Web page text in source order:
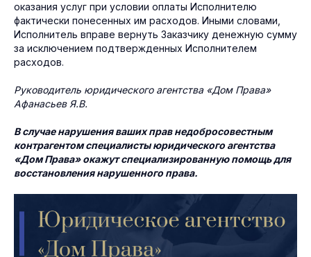
оказания услуг при условии оплаты Исполнителю
фактически понесенных им расходов. Иными словами,
Исполнитель вправе вернуть Заказчику денежную сумму
за исключением подтвержденных Исполнителем
расходов.
Руководитель юридического агентства «Дом Права»
Афанасьев Я.В.
В случае нарушения ваших прав недобросовестным
контрагентом специалисты юридического агентства
«Дом Права» окажут специализированную помощь для
восстановления нарушенного права.